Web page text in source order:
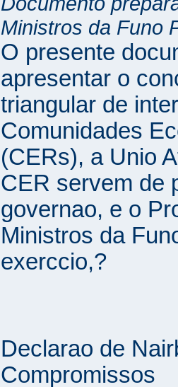
Ministros da Funo
O presente
apresentar o
triangular de
Comunidades
(CERs), a Unio
CER servem de
governao, e o
Ministros da
exerccio,?
Declarao de
Compromissos